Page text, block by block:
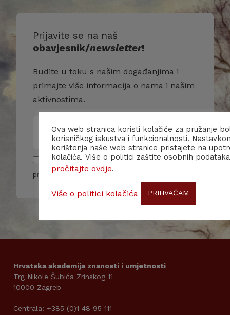
Prijavite se na naš
obavjesnik/newsletter!
Budite u toku s našim događanjima i
primajte više informacija o nama i našim
aktivnostima.
Pročitao/la sam i slažem se sa pravilima
privatnosti
Hrvatska akademija znanosti i umjetnosti
Trg Nikole Šubića Zrinskog 11
10000 Zagreb
Centrala: +385 (0)1 48 95 111
Ova web stranica koristi kolačiće za pružanje
korisničkog iskustva i funkcionalnosti.
korištenja naše web stranice pristajete na
kolačića. Više o politici zaštite osobnih podataka
pročitajte ovdje.
Više o politici kolačića PRIHVAĆAM